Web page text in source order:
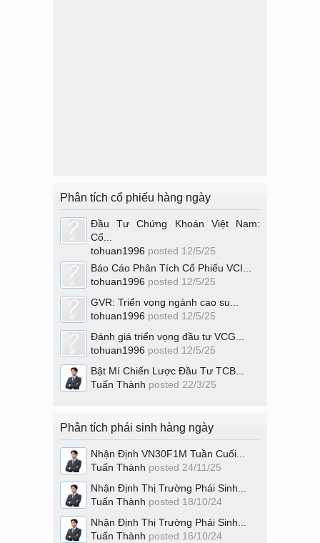
Phân tích cổ phiếu hàng ngày
Đầu Tư Chứng Khoán Việt Nam:
Cổ...
tohuan1996 posted 12/5/25
Báo Cáo Phân Tích Cổ Phiếu VCI...
tohuan1996 posted 12/5/25
GVR: Triển vọng ngành cao su...
tohuan1996 posted 12/5/25
Đánh giá triển vọng đầu tư VCG...
tohuan1996 posted 12/5/25
Bật Mí Chiến Lược Đầu Tư TCB...
Tuấn Thành posted 22/3/25
Phân tích phái sinh hàng ngày
Nhận Định VN30F1M Tuần Cuối...
Tuấn Thành posted 24/11/25
Nhận Định Thị Trường Phái Sinh...
Tuấn Thành posted 18/10/24
Nhận Định Thị Trường Phái Sinh...
Tuấn Thành posted 16/10/24